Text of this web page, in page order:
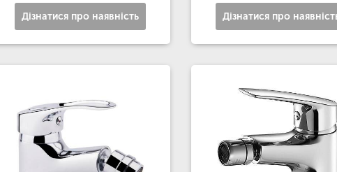
Дізнатися про наявність Дізнатися про